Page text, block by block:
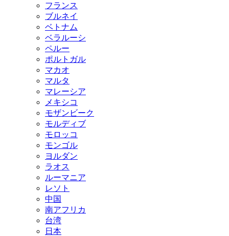
フランス
ブルネイ
ベトナム
ベラルーシ
ペルー
ポルトガル
マカオ
マルタ
マレーシア
メキシコ
モザンビーク
モルディブ
モロッコ
モンゴル
ヨルダン
ラオス
ルーマニア
レソト
中国
南アフリカ
台湾
日本